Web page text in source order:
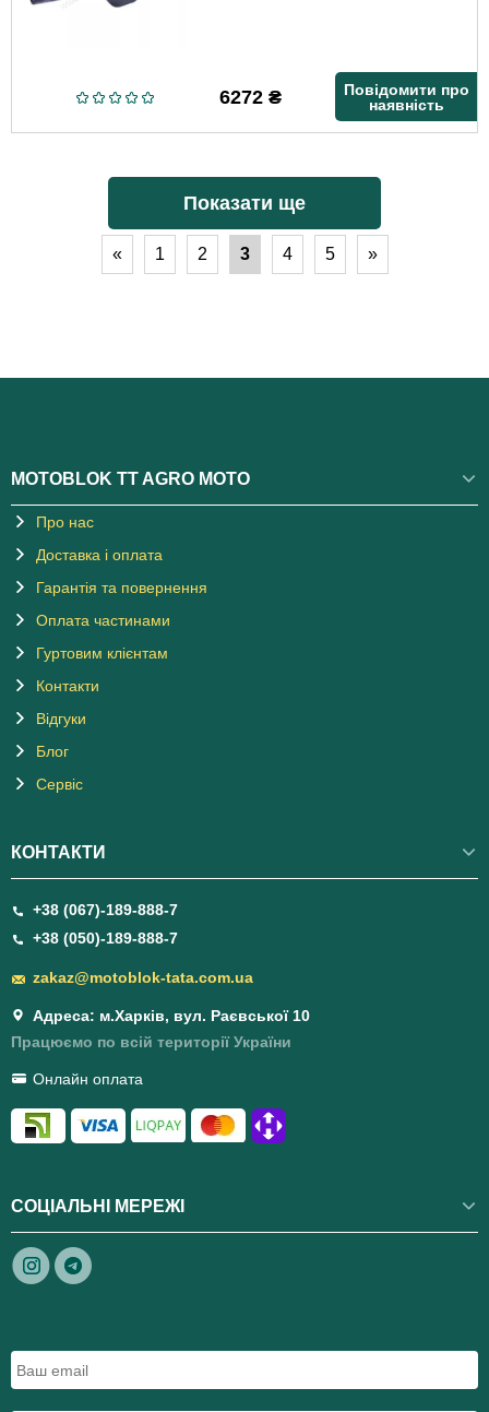
6272₴
Повідомити про
наявність
Показати ще
« 1 2 3 4 5 »
MOTOBLOK TT AGRO MOTO
Про нас
Доставка і оплата
Гарантія та повернення
Оплата частинами
Гуртовим клієнтам
Контакти
Відгуки
Блог
Сервіс
КОНТАКТИ
+38 (067)-189-888-7
+38 (050)-189-888-7
zakaz@motoblok-tata.com.ua
Адреса: м.Харків, вул. Раєвської 10
Працюємо по всій території України
Онлайн оплата
СОЦІАЛЬНІ МЕРЕЖІ